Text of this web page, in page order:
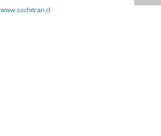
www.sochitran.cl